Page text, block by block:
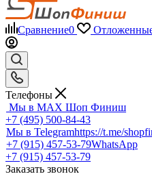
Сравнение0
Телефоны
Мы в MAX Шоп Финиш
+7 (495) 500-84-43
Мы в Telegramhttps://t.me/
+7 (915) 457-53-79WhatsApp
+7 (915) 457-53-79
Заказать звонок